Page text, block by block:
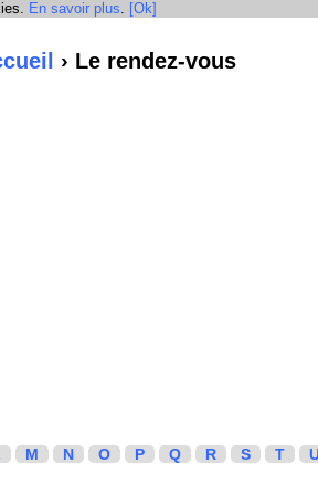
En savoir plus. [Ok]
› Le rendez-vous
M N O P Q R S T